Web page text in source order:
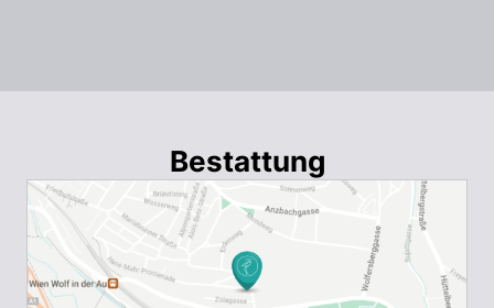
Bestattung